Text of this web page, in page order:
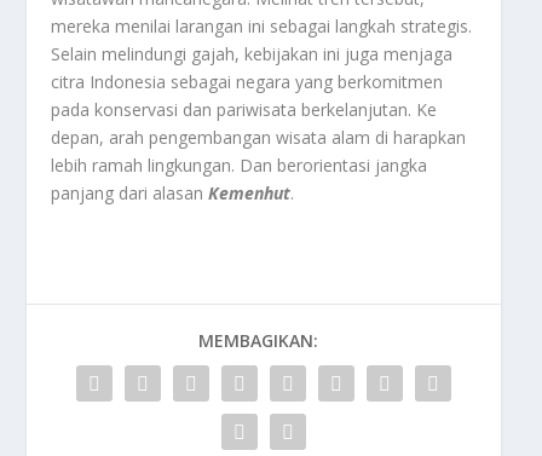
mereka menilai larangan ini sebagai langkah strategis.
Selain melindungi gajah, kebijakan ini juga menjaga
citra Indonesia sebagai negara yang berkomitmen
pada konservasi dan pariwisata berkelanjutan. Ke
depan, arah pengembangan wisata alam di harapkan
lebih ramah lingkungan. Dan berorientasi jangka
panjang dari alasanKemenhut.
MEMBAGIKAN: